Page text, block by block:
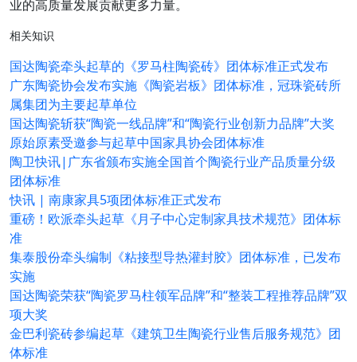
业的高质量发展贡献更多力量。
相关知识
国达陶瓷牵头起草的《罗马柱陶瓷砖》团体标准正式发布
广东陶瓷协会发布实施《陶瓷岩板》团体标准，冠珠瓷砖所
属集团为主要起草单位
国达陶瓷斩获“陶瓷一线品牌”和“陶瓷行业创新力品牌”大奖
原始原素受邀参与起草中国家具协会团体标准
陶卫快讯|广东省颁布实施全国首个陶瓷行业产品质量分级
团体标准
快讯 | 南康家具5项团体标准正式发布
重磅！欧派牵头起草《月子中心定制家具技术规范》团体标
准
集泰股份牵头编制《粘接型导热灌封胶》团体标准，已发布
实施
国达陶瓷荣获“陶瓷罗马柱领军品牌”和“整装工程推荐品牌”双
项大奖
金巴利瓷砖参编起草《建筑卫生陶瓷行业售后服务规范》团
体标准